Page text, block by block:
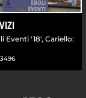
Eventi '18', Cariello:
3496